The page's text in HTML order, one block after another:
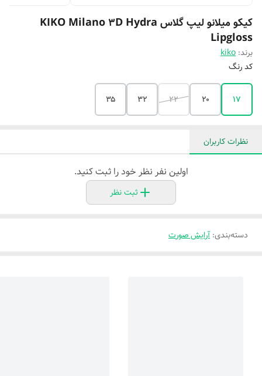
کیکو میلانو لیپ گلاس KIKO Milano 3D Hydra
Lipgloss
برند: kiko
کد رنگ
۱۷ ۲۰ ۲۲ 32 ۳۵
نظرات کاربران
اولین نفر نظر خود را ثبت کنید.
ثبت نظر
دسته‌بندی: آرایش صورت